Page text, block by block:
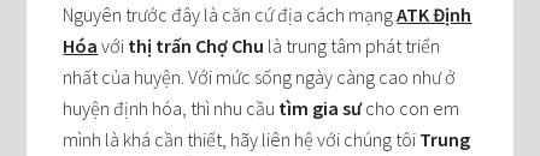
Nguyên trước đây là căn cứ địa cách mạngATK Định
Hóa với thị trấn Chợ Chu là trung tâm phát triển
nhất của huyện. Với mức sống ngày càng cao như ở
huyện định hóa, thì nhu cầu tìm gia sưcho con em
mình là khá cần thiết, hãy liên hệ với chúng tôi Trung